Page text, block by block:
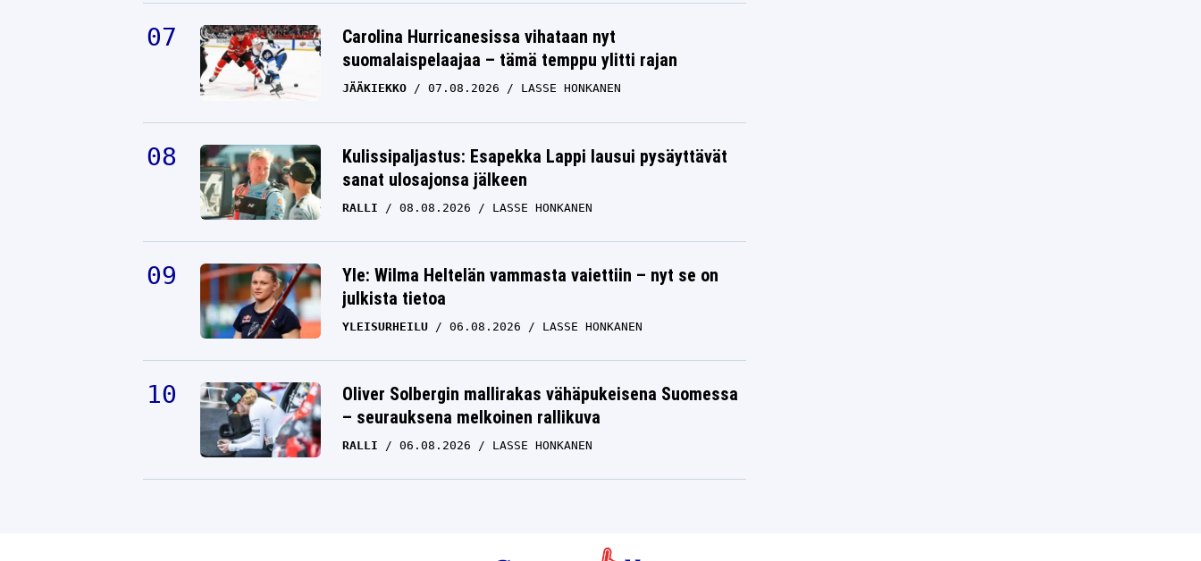
Carolina Hurricanesissa vihataan nyt
suomalaispelaajaa – tämä temppu ylitti rajan
JÄÄKIEKKO 07.08.2026 LASSE HONKANEN
Kulissipaljastus: Esapekka Lappi lausui pysäyttävät
sanat ulosajonsa jälkeen
RALLI 08.08.2026 LASSE HONKANEN
Yle: Wilma Heltelän vammasta vaiettiin – nyt se on
julkista tietoa
YLEISURHEILU 06.08.2026 LASSE HONKANEN
Oliver Solbergin mallirakas vähäpukeisena Suomessa
– seurauksena melkoinen rallikuva
RALLI 06.08.2026 LASSE HONKANEN